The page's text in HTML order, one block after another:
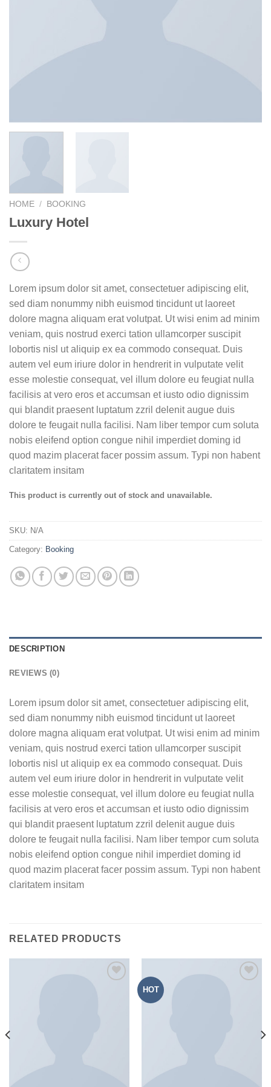
HOME / BOOKING
Luxury Hotel
Lorem ipsum dolor sit amet, consectetuer adipiscing elit,
sed diam nonummy nibh euismod tincidunt ut laoreet
dolore magna aliquam erat volutpat. Ut wisi enim ad minim
veniam, quis nostrud exerci tation ullamcorper suscipit
lobortis nisl ut aliquip ex ea commodo consequat. Duis
autem vel eum iriure dolor in hendrerit in vulputate velit
esse molestie consequat, vel illum dolore eu feugiat nulla
facilisis at vero eros et accumsan et iusto odio dignissim
qui blandit praesent luptatum zzril delenit augue duis
dolore te feugait nulla facilisi. Nam liber tempor cum soluta
nobis eleifend option congue nihil imperdiet doming id
quod mazim placerat facer possim assum. Typi non habent
claritatem insitam
This product is currently out of stock and unavailable.
SKU: N/A
Category: Booking
DESCRIPTION
REVIEWS (0)
Lorem ipsum dolor sit amet, consectetuer adipiscing elit,
sed diam nonummy nibh euismod tincidunt ut laoreet
dolore magna aliquam erat volutpat. Ut wisi enim ad minim
veniam, quis nostrud exerci tation ullamcorper suscipit
lobortis nisl ut aliquip ex ea commodo consequat. Duis
autem vel eum iriure dolor in hendrerit in vulputate velit
esse molestie consequat, vel illum dolore eu feugiat nulla
facilisis at vero eros et accumsan et iusto odio dignissim
qui blandit praesent luptatum zzril delenit augue duis
dolore te feugait nulla facilisi. Nam liber tempor cum soluta
nobis eleifend option congue nihil imperdiet doming id
quod mazim placerat facer possim assum. Typi non habent
claritatem insitam
RELATED PRODUCTS
HOT